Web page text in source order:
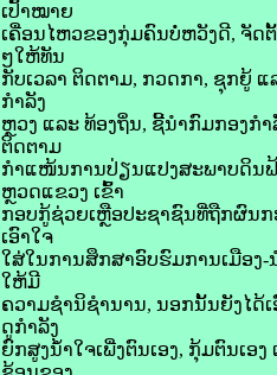
ເປົ້າໝາຍ
ເຄື່ອນໄຫວຂອງກຸ່ມຄົນບໍ່ຫວັງດີ, ຈັດ
ໆໃຫ້ທັນ
ກັບເວລາ ຕິດຕາມ, ກວດກາ, ຊຸກຍູ້
ກຳລັງ
ຫຼວງ ແລະ ທ້ອງຖິ່ນ, ຊີ້ນຳກົມກອງກ
ຕິດຕາມ
ກຳແໜ້ນການປ່ຽນແປງສະພາບດິນ
ຫຼວດແຂວງ ເຂົ້າ
ກອບກູ້ຊ່ວຍເຫຼືອປະຊາຊົນທີ່ຖືກຜົນກ
ເອົາໃຈ
ໃສ່ໃນການສຶກສາອົບຮົມການເມືອງ
ໃຫ້ມີ
ຄວາມຊໍານິຊໍານານ, ນອກນັ້ນຍັງໄດ້
ດູກໍາລັງ
ຍົກສູງນໍ້າໃຈເພີ່ງຕົນເອງ, ກຸ້ມຕົນເອ